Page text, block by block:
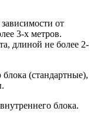
от
3-х метров.
длиной не более 2-
(стандартные),
блока.